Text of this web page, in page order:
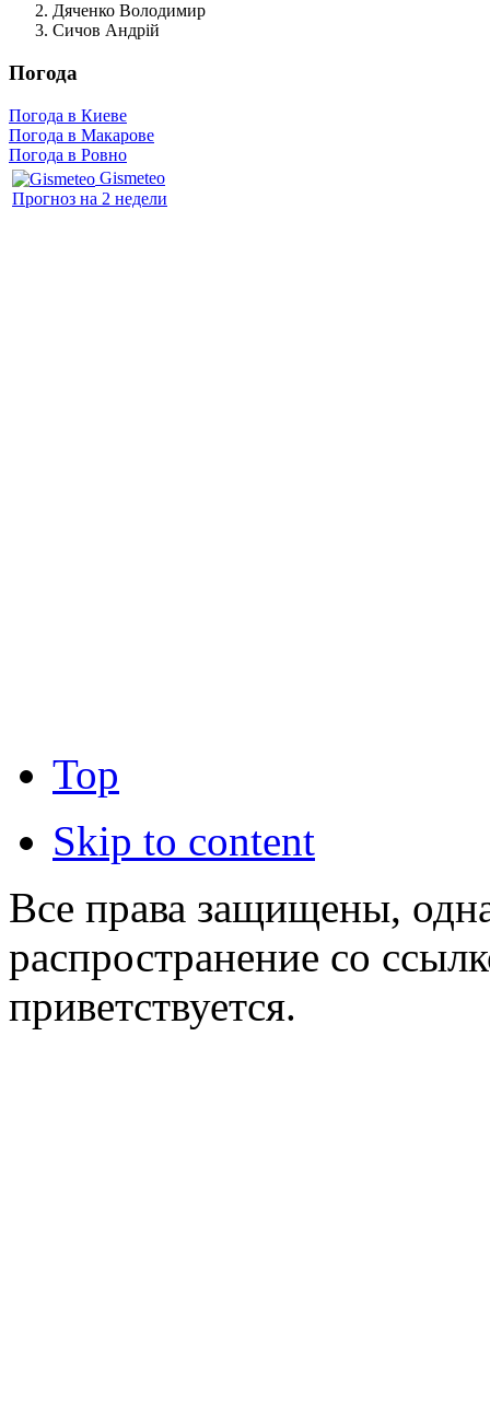
Дяченко Володимир
Сичов Андрій
Погода
Погода в Киеве
Погода в Макарове
Погода в Ровно
Gismeteo
Прогноз на 2 недели
Top
Skip to content
Все права защищены,
распространение со
приветствуется.